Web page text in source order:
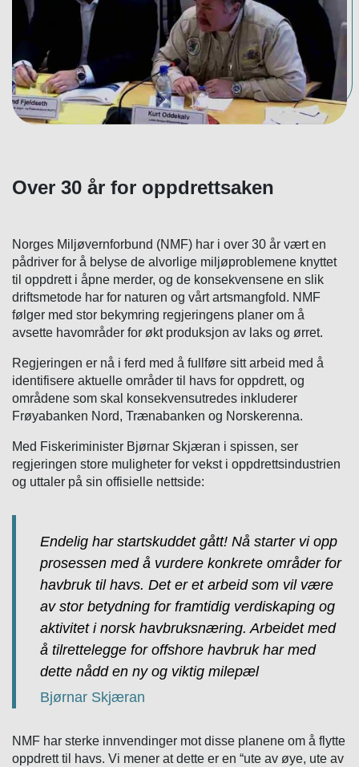
Over 30 år for oppdrettsaken
Norges Miljøvernforbund (NMF) har i over 30 år vært en
pådriver for å belyse de alvorlige miljøproblemene knyttet
til oppdrett i åpne merder, og de konsekvensene en slik
driftsmetode har for naturen og vårt artsmangfold. NMF
følger med stor bekymring regjeringens planer om å
avsette havområder for økt produksjon av laks og ørret.
Regjeringen er nå i ferd med å fullføre sitt arbeid med å
identifisere aktuelle områder til havs for oppdrett, og
områdene som skal konsekvensutredes inkluderer
Frøyabanken Nord, Trænabanken og Norskerenna.
Med Fiskeriminister Bjørnar Skjæran i spissen, ser
regjeringen store muligheter for vekst i oppdrettsindustrien
og uttaler på sin offisielle nettside:
Endelig har startskuddet gått! Nå starter vi opp
prosessen med å vurdere konkrete områder for
havbruk til havs. Det er et arbeid som vil være
av stor betydning for framtidig verdiskaping og
aktivitet i norsk havbruksnæring. Arbeidet med
å tilrettelegge for offshore havbruk har med
dette nådd en ny og viktig milepæl
Bjørnar Skjæran
NMF har sterke innvendinger mot disse planene om å flytte
oppdrett til havs. Vi mener at dette er en “ute av øye, ute av